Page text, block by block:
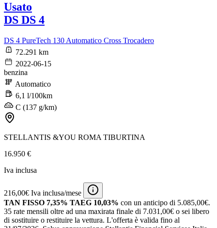
Usato
DS DS 4
DS 4 PureTech 130 Automatico Cross Trocadero
72.291 km
2022-06-15
benzina
Automatico
6,1 l/100km
C (137 g/km)
STELLANTIS &YOU ROMA TIBURTINA
16.950 €
Iva inclusa
216,00€ Iva inclusa/mese
TAN FISSO 7,35% TAEG 10,03% con un anticipo di 5.085,00€.
35 rate mensili oltre ad una maxirata finale di 7.031,00€ o sei libero
di sostituire o restituire la vettura. L'offerta è valida fino al